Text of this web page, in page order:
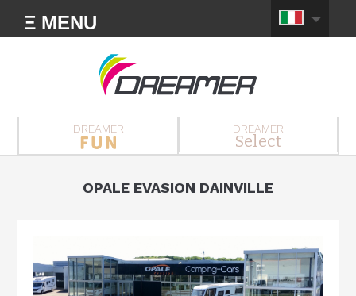
Ξ MENU
DREAMER DREAMER
Select
OPALE EVASION DAINVILLE